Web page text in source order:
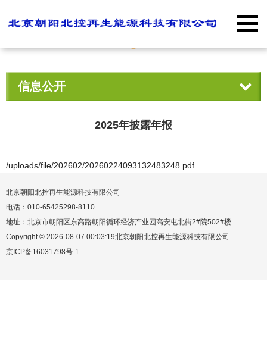
信息公开
2025年披露年报
/uploads/file/202602/20260224093132483248.pdf
北京朝阳北控再生能源科技有限公司
电话：010-65425298-8110
地址：北京市朝阳区东高路朝阳循环经济产业园高安屯北街2#院502#楼
Copyright © 2026-08-07 00:03:19北京朝阳北控再生能源科技有限公司
京ICP备16031798号-1